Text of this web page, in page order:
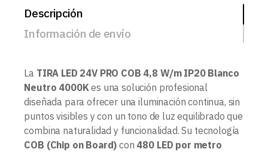
Descripción
Información de envío
La TIRA LED 24V PRO COB 4,8 W/m IP20 Blanco
Neutro 4000K es una solución profesional
diseñada para ofrecer una iluminación continua, sin
puntos visibles y con un tono de luz equilibrado que
combina naturalidad y funcionalidad. Su tecnología
COB (Chip on Board) con 480 LED por metro